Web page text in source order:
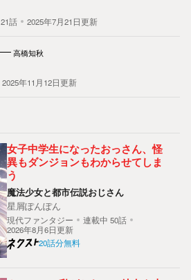
21話 2025年7月21日更新
高橋知秋
2025年11月12日更新
女子中学生になったおっさん、怪
異もダンジョンもわからせてしま
う
魔法少女と都市伝説おじさん
星屑ぽんぽん
現代ファンタジー 連載中 50話
2026年8月6日更新
20話分無料